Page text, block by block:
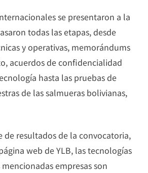
se presentaron a la
todas las etapas, desde
y operativas, memorándums
acuerdos de confidencialidad
hasta las pruebas de
de las salmueras bolivianas,
de resultados de la convocatoria,
web de YLB, las tecnologías
empresas son